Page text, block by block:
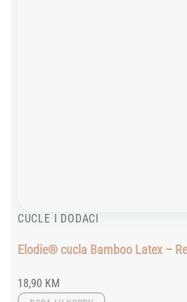
CUCLE I DODACI
Elodie® cucla Bamboo Latex –
18,90 KM